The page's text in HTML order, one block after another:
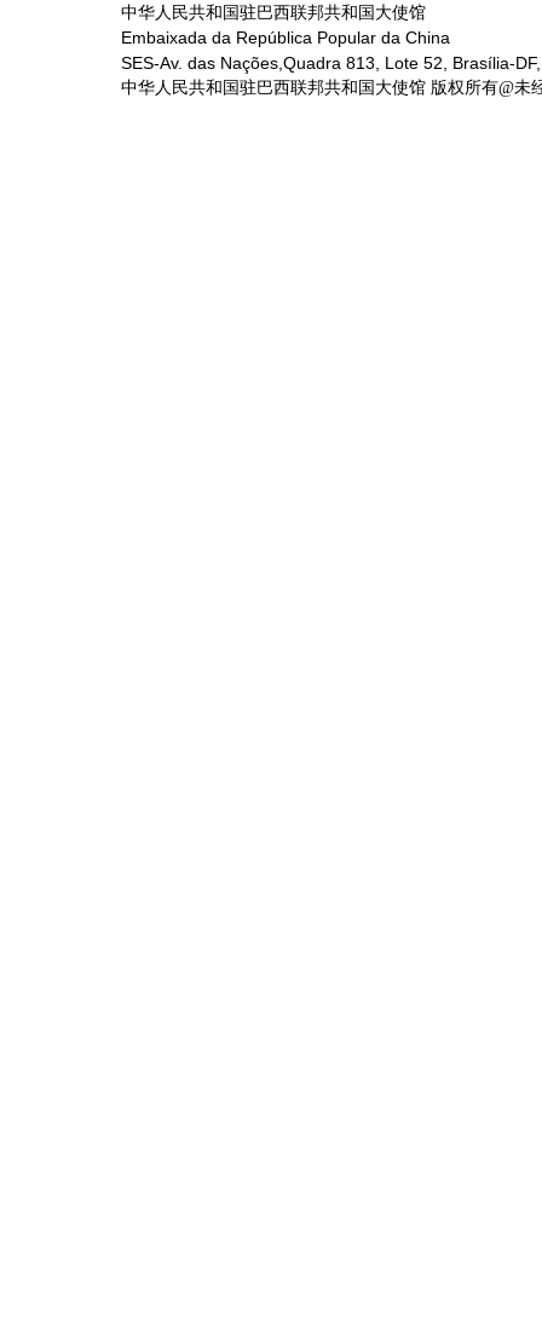
中华人民共和国驻巴西联邦共和国大使馆
Embaixada da República Popular da China
SES-Av. das Nações,Quadra 813, Lote 52, Brasília-
中华人民共和国驻巴西联邦共和国大使馆 版权所有@未